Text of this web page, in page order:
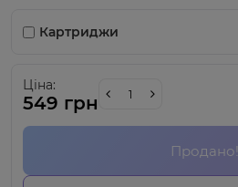
Картриджи
Ціна:
549 грн
Продано!